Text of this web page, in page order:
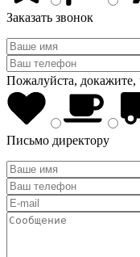
Заказать звонок
Пожалуйста, докажите,
Письмо директору